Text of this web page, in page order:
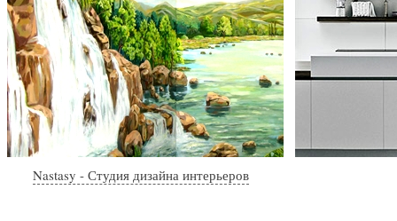
Nastasy - Студия дизайна интерьеров